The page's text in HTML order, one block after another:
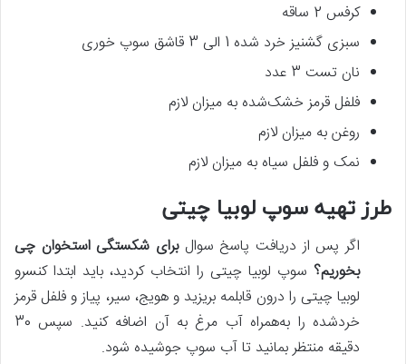
کرفس 2 ساقه
سبزی گشنیز خرد شده 1 الی 3 قاشق سوپ خوری
نان تست 3 عدد
فلفل قرمز خشک‌شده به میزان لازم
روغن به میزان لازم
نمک و فلفل سیاه به میزان لازم
طرز تهیه سوپ لوبیا چیتی
اگر پس از دریافت پاسخ سوالبرای شکستگی استخوان چی
بخوریم؟ سوپ لوبیا چیتی را انتخاب کردید، باید ابتدا کنسرو
لوبیا چیتی را درون قابلمه بریزید و هویج، سیر، پیاز و فلفل قرمز
خردشده را به‌همراه آب مرغ به آن اضافه کنید. سپس 30
دقیقه منتظر بمانید تا آب سوپ جوشیده شود.